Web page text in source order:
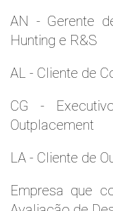
AN - Gerente
Hunting e R&S
AL - Cliente de
CG -
Outplacement
LA - Cliente de
Empresa que